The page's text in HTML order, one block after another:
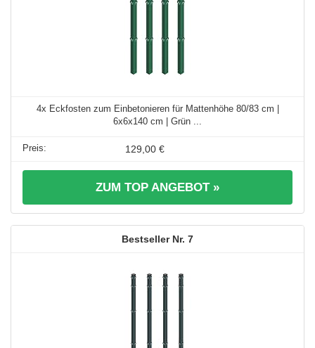
4x Eckfosten zum Einbetonieren für Mattenhöhe 80/83 cm |
6x6x140 cm | Grün ...
129,00 €
ZUM TOP ANGEBOT »
7